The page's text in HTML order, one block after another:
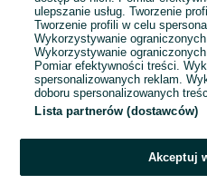
Hasło
ulepszanie usług. Tworzenie
Tworzenie profili w celu
Wykorzystywanie
Wykorzystywanie
Pomiar efektywności treści.
spersonalizowanych reklam.
doboru spersonalizowanych
Lista partnerów (dostawców)
Akceptuj